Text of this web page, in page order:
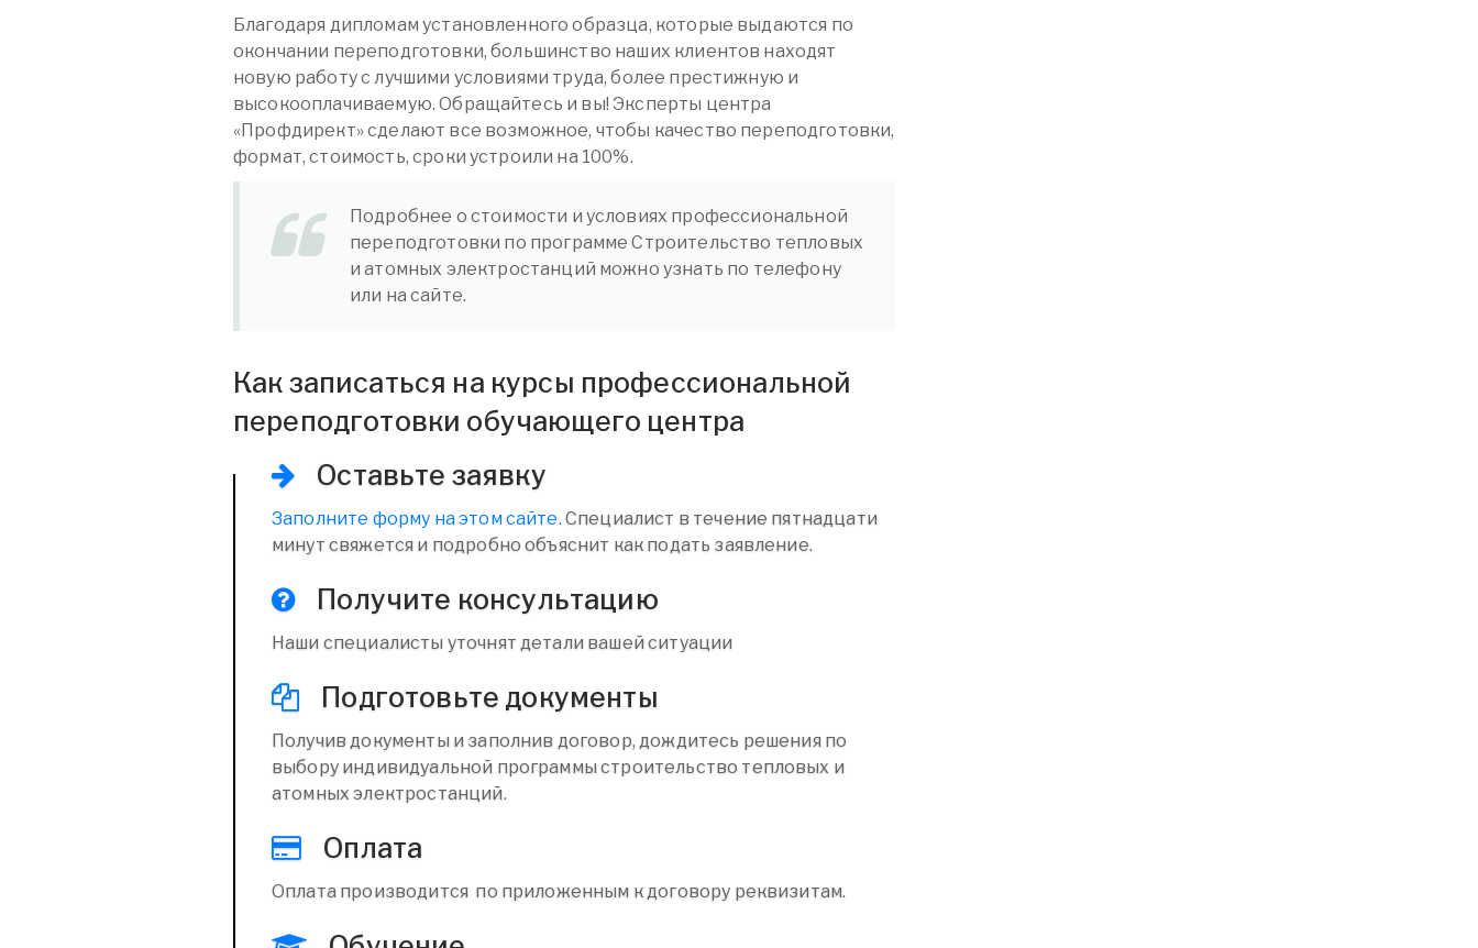
Благодаря дипломам установленного образца, которые выдаются по
окончании переподготовки, большинство наших клиентов находят
новую работу с лучшими условиями труда, более престижную и
высокооплачиваемую. Обращайтесь и вы! Эксперты центра
«Профдирект» сделают все возможное, чтобы качество переподготовки,
формат, стоимость, сроки устроили на 100%.
Подробнее о стоимости и условиях профессиональной
переподготовки по программе Строительство тепловых
и атомных электростанций можно узнать по телефону
или на сайте.
Как записаться на курсы профессиональной
переподготовки обучающего центра
Оставьте заявку
Заполните форму на этом сайте. Специалист в течение пятнадцати
минут свяжется и подробно объяснит как подать заявление.
Получите консультацию
Наши специалисты уточнят детали вашей ситуации
Подготовьте документы
Получив документы и заполнив договор, дождитесь решения по
выбору индивидуальной программы строительство тепловых и
атомных электростанций.
Оплата
Оплата производится по приложенным к договору реквизитам.